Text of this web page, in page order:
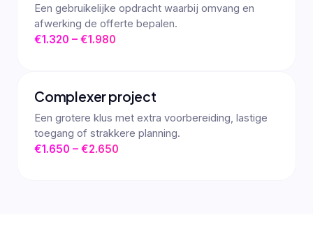
Een gebruikelijke opdracht waarbij omvang en
afwerking de offerte bepalen.
€1.320 – €1.980
Complexer project
Een grotere klus met extra voorbereiding, lastige
toegang of strakkere planning.
€1.650 – €2.650